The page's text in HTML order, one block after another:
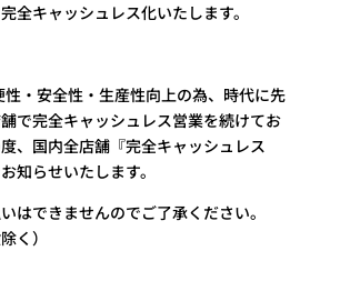
全キャッシュレス化いたします。
・安全性・生産性向上の為、時代に先
で完全キャッシュレス営業を続けてお
、国内全店舗『完全キャッシュレス
知らせいたします。
はできませんのでご了承ください。
く）